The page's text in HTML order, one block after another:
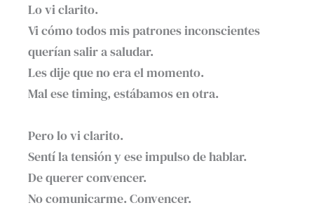
Lo vi clarito. ⁣
Vi cómo todos mis patrones inconscientes
querían salir a saludar.⁣
Les dije que no era el momento. ⁣
Mal ese timing, estábamos en otra. ⁣
Pero lo vi clarito.⁣
Sentí la tensión y ese impulso de hablar.
De querer convencer. ⁣
No comunicarme. Convencer. ⁣